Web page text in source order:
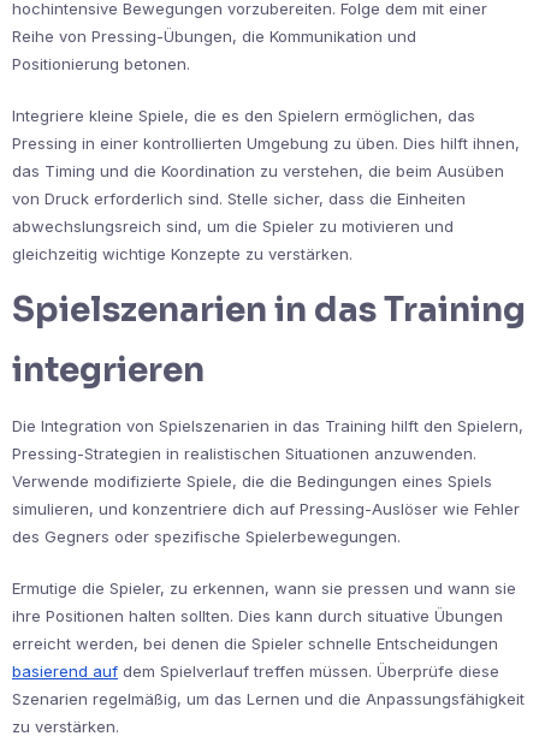
hochintensive Bewegungen vorzubereiten. Folge dem mit einer
Reihe von Pressing-Übungen, die Kommunikation und
Positionierung betonen.
Integriere kleine Spiele, die es den Spielern ermöglichen, das
Pressing in einer kontrollierten Umgebung zu üben. Dies hilft ihnen,
das Timing und die Koordination zu verstehen, die beim Ausüben
von Druck erforderlich sind. Stelle sicher, dass die Einheiten
abwechslungsreich sind, um die Spieler zu motivieren und
gleichzeitig wichtige Konzepte zu verstärken.
Spielszenarien in das Training
integrieren
Die Integration von Spielszenarien in das Training hilft den Spielern,
Pressing-Strategien in realistischen Situationen anzuwenden.
Verwende modifizierte Spiele, die die Bedingungen eines Spiels
simulieren, und konzentriere dich auf Pressing-Auslöser wie Fehler
des Gegners oder spezifische Spielerbewegungen.
Ermutige die Spieler, zu erkennen, wann sie pressen und wann sie
ihre Positionen halten sollten. Dies kann durch situative Übungen
erreicht werden, bei denen die Spieler schnelle Entscheidungen
basierend auf dem Spielverlauf treffen müssen. Überprüfe diese
Szenarien regelmäßig, um das Lernen und die Anpassungsfähigkeit
zu verstärken.